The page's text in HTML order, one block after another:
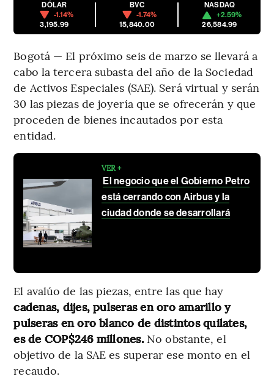
DÓLAR
-1.14%
3,195.99
BVC
-1.74%
15,840.00
NASDAQ
+2.59%
26,584.99
Bogotá — El próximo seis de marzo se llevará a
cabo la tercera subasta del año de la Sociedad
de Activos Especiales (SAE). Será virtual y serán
30 las piezas de joyería que se ofrecerán y que
proceden de bienes incautados por esta
entidad.
VER +
El negocio que el Gobierno Petro
está cerrando con Airbus y la
ciudad donde se desarrollará
El avalúo de las piezas, entre las que hay
cadenas, dijes, pulseras en oro amarillo y
pulseras en oro blanco de distintos quilates,
es de COP$246 millones. No obstante, el
objetivo de la SAE es superar ese monto en el
recaudo.